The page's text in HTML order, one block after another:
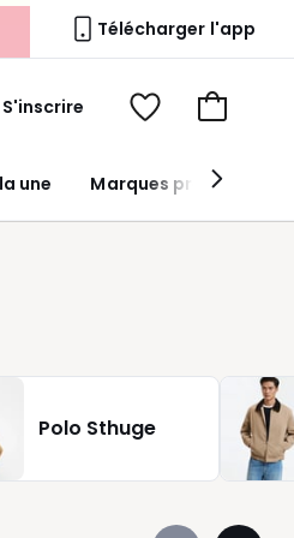
Télécharger l'app
une Marques premium
Voir
Voir
panier
Polo Sthuge